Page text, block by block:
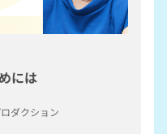
には
ダクション